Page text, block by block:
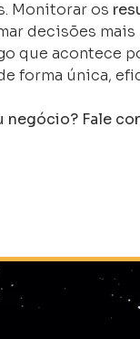
Monitorar os
decisões mais
que acontece
forma única,
Fale